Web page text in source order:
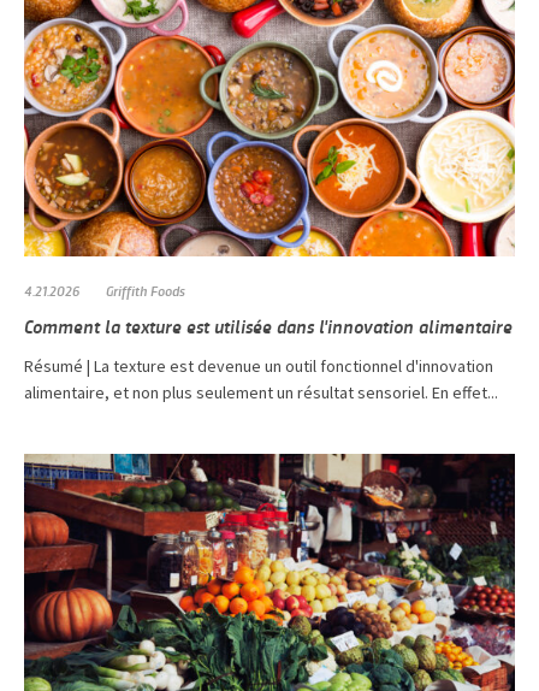
4.21.2026 Griffith Foods
Comment la texture est utilisée dans l'innovation alimentaire
Résumé | La texture est devenue un outil fonctionnel d'innovation
alimentaire, et non plus seulement un résultat sensoriel. En effet...